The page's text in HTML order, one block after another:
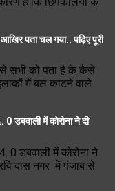
पता चल गया.. पढ़िए पूरी
सभी को पता है के कैसे
में बल काटने वाले
में कोरोना ने दी
0 डबवाली में कोरोना ने
दास नगर में पंजाब से